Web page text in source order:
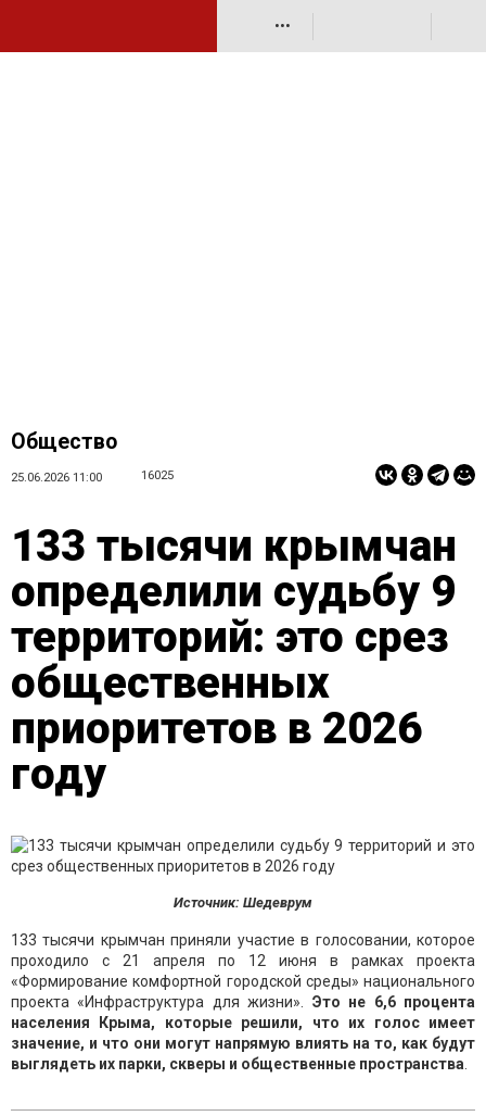
•••
Общество
25.06.2026 11:00 16025
133 тысячи крымчан
определили судьбу 9
территорий: это срез
общественных
приоритетов в 2026
году
Источник: Шедеврум
133 тысячи крымчан приняли участие в голосовании, которое
проходило с 21 апреля по 12 июня в рамках проекта
«Формирование комфортной городской среды» национального
проекта «Инфраструктура для жизни». Это не 6,6 процента
населения Крыма, которые решили, что их голос имеет
значение, и что они могут напрямую влиять на то, как будут
выглядеть их парки, скверы и общественные пространства